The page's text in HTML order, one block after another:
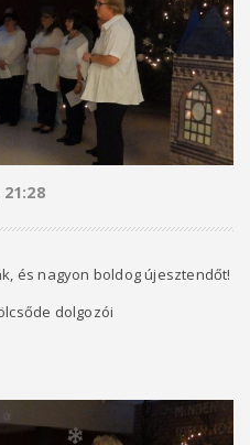
21:28
és nagyon boldog újesztendőt!
dolgozói